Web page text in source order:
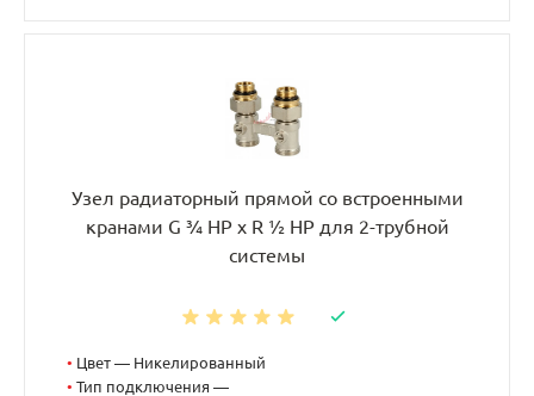
Узел радиаторный прямой со встроенными
кранами G ¾ НР x R ½ НР для 2-трубной
системы
• Цвет — Никелированный
• Тип подключения —